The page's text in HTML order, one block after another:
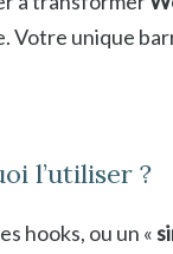
unique
l’utiliser ?
hooks, ou un «